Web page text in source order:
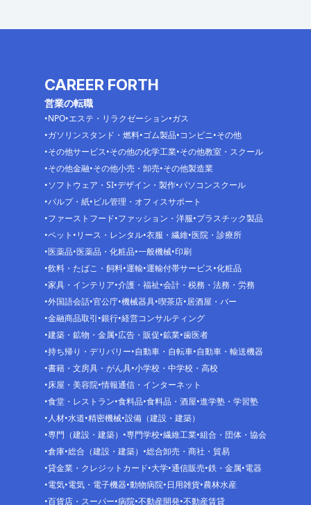
CAREER FORTH
営業の転職
NPO エステ・リラクゼーション ガス
ガソリンスタンド・燃料 ゴム製品 コンビニ その他
その他サービス その他の化学工業 その他教室・スクール
その他金融 その他小売・卸売 その他製造業
ソフトウェア・SI デザイン・製作 パソコンスクール
パルプ・紙 ビル管理・オフィスサポート
ファーストフード ファッション・洋服 プラスチック製品
ペット リース・レンタル 衣服・繊維 医院・診療所
医薬品 医薬品・化粧品 一般機械 印刷
飲料・たばこ・飼料 運輸 運輸付帯サービス 化粧品
家具・インテリア 介護・福祉 会計・税務・法務・労務
外国語会話 官公庁 機械器具 喫茶店 居酒屋・バー
金融商品取引 銀行 経営コンサルティング
建築・鉱物・金属 広告・販促 鉱業 歯医者
持ち帰り・デリバリー 自動車・自転車 自動車・輸送機器
書籍・文房具・がん具 小学校・中学校・高校
床屋・美容院 情報通信・インターネット
食堂・レストラン 食料品 食料品・酒屋 進学塾・学習塾
人材 水道 精密機械 設備（建設・建築）
専門（建設・建築）
専門学校 繊維工業 組合・団体・協会
倉庫 総合（建設・建築）
総合卸売・商社・貿易
貸金業・クレジットカード 大学 通信販売 鉄・金属 電器
電気 電気・電子機器 動物病院 日用雑貨 農林水産
百貨店・スーパー 病院 不動産開発 不動産賃貸